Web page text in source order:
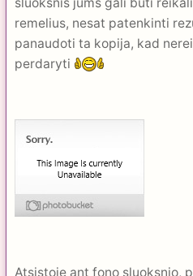
remelius, nesat patenkinti
panaudoti ta kopija, kad
perdaryti
Atsistoje ant fono sluoksnio,